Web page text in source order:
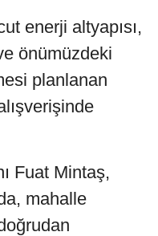
enerji altyapısı,
önümüzdeki
planlanan
Fuat Mintaş,
mahalle